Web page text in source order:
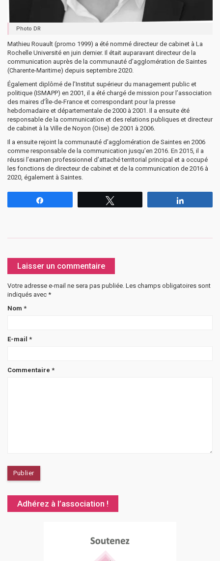
Photo DR
Mathieu Rouault (promo 1999) a été nommé directeur de cabinet à La
Rochelle Université en juin dernier. Il était auparavant directeur de la
communication auprès de la communauté d’agglomération de Saintes
(Charente-Maritime) depuis septembre 2020.
Également diplômé de l’Institut supérieur du management public et
politique (ISMAPP) en 2001, il a été chargé de mission pour l’association
des maires d’Île-de-France et correspondant pour la presse
hebdomadaire et départementale de 2000 à 2001. Il a ensuite été
responsable de la communication et des relations publiques et directeur
de cabinet à la Ville de Noyon (Oise) de 2001 à 2006.
Il a ensuite rejoint la communauté d’agglomération de Saintes en 2006
comme responsable de la communication jusqu’en 2016. En 2015, il a
réussi l’examen professionnel d’attaché territorial principal et a occupé
les fonctions de directeur de cabinet et de la communication de 2016 à
2020, également à Saintes.
Laisser un commentaire
Votre adresse e-mail ne sera pas publiée. Les champs obligatoires sont
indiqués avec *
Nom *
E-mail *
Commentaire *
Adhérez à l’association !